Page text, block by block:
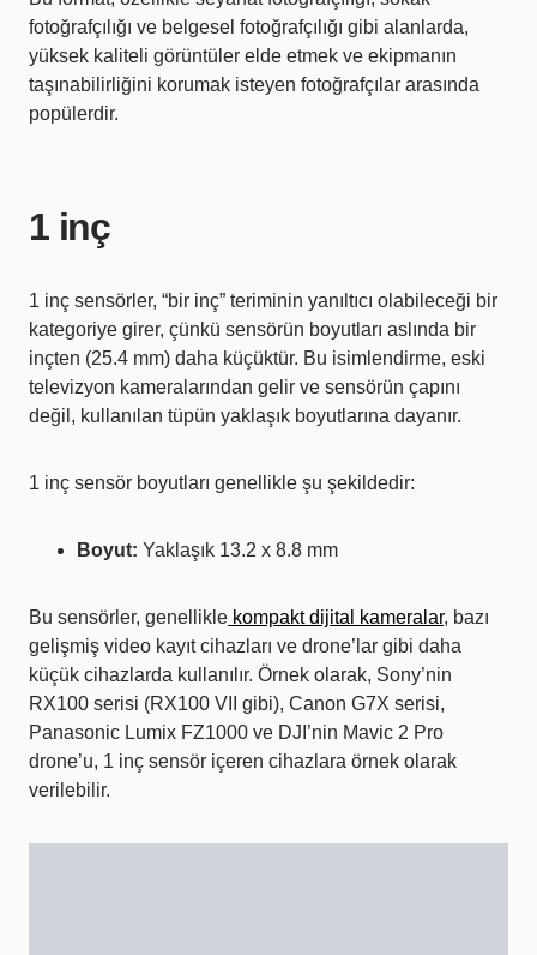
fotoğrafçılığı ve belgesel fotoğrafçılığı gibi alanlarda,
yüksek kaliteli görüntüler elde etmek ve ekipmanın
taşınabilirliğini korumak isteyen fotoğrafçılar arasında
popülerdir.
1 inç
1 inç sensörler, “bir inç” teriminin yanıltıcı olabileceği bir
kategoriye girer, çünkü sensörün boyutları aslında bir
inçten (25.4 mm) daha küçüktür. Bu isimlendirme, eski
televizyon kameralarından gelir ve sensörün çapını
değil, kullanılan tüpün yaklaşık boyutlarına dayanır.
1 inç sensör boyutları genellikle şu şekildedir:
Boyut: Yaklaşık 13.2 x 8.8 mm
Bu sensörler, genellikle kompakt dijital kameralar, bazı
gelişmiş video kayıt cihazları ve drone’lar gibi daha
küçük cihazlarda kullanılır. Örnek olarak, Sony’nin
RX100 serisi (RX100 VII gibi), Canon G7X serisi,
Panasonic Lumix FZ1000 ve DJI’nin Mavic 2 Pro
drone’u, 1 inç sensör içeren cihazlara örnek olarak
verilebilir.